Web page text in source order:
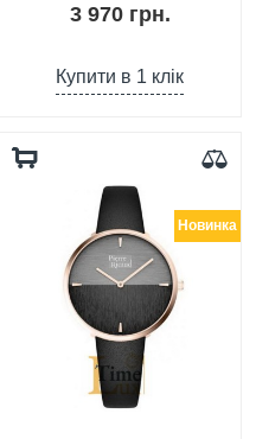
3 970 грн.
Купити в 1 клік
Новинка